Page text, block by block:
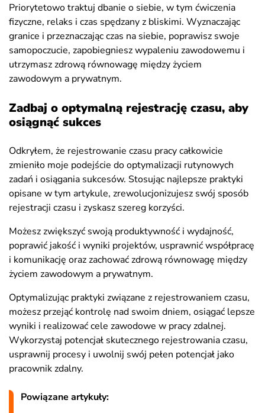
Priorytetowo traktuj dbanie o siebie, w tym ćwiczenia
fizyczne, relaks i czas spędzany z bliskimi. Wyznaczając
granice i przeznaczając czas na siebie, poprawisz swoje
samopoczucie, zapobiegniesz wypaleniu zawodowemu i
utrzymasz zdrową równowagę między życiem
zawodowym a prywatnym.
Zadbaj o optymalną rejestrację czasu, aby
osiągnąć sukces
Odkryłem, że rejestrowanie czasu pracy całkowicie
zmieniło moje podejście do optymalizacji rutynowych
zadań i osiągania sukcesów. Stosując najlepsze praktyki
opisane w tym artykule, zrewolucjonizujesz swój sposób
rejestracji czasu i zyskasz szereg korzyści.
Możesz zwiększyć swoją produktywność i wydajność,
poprawić jakość i wyniki projektów, usprawnić współpracę
i komunikację oraz zachować zdrową równowagę między
życiem zawodowym a prywatnym.
Optymalizując praktyki związane z rejestrowaniem czasu,
możesz przejąć kontrolę nad swoim dniem, osiągać lepsze
wyniki i realizować cele zawodowe w pracy zdalnej.
Wykorzystaj potencjał skutecznego rejestrowania czasu,
usprawnij procesy i uwolnij swój pełen potencjał jako
pracownik zdalny.
Powiązane artykuły: